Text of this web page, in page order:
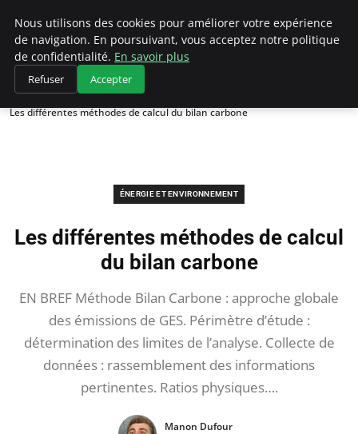
Climategatecountryclub.com
Accueil
Énergie et environnement
Les différentes méthodes de calcul du bilan carbone
ÉNERGIE ET ENVIRONNEMENT
Les différentes méthodes de calcul
du bilan carbone
EN BREF Méthode Bilan Carbone : approche globale
des émissions de GES. Périmètre d’étude :
détermination des limites de l’analyse. Collecte de
données : rassemblement des informations
pertinentes. Ratios physiques….
Manon Dufour
Nous utilisons des cookies pour améliorer votre expérience
de navigation. En poursuivant, vous acceptez notre politique
de confidentialité. En savoir plus
Refuser Accepter